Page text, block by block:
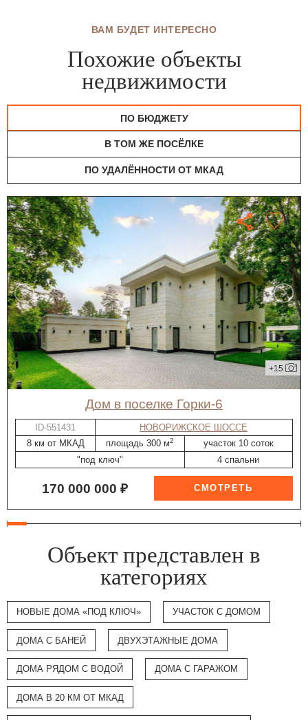
ВАМ БУДЕТ ИНТЕРЕСНО
Похожие объекты
недвижимости
ПО БЮДЖЕТУ
В ТОМ ЖЕ ПОСЁЛКЕ
ПО УДАЛЁННОСТИ ОТ МКАД
+15
дом в поселке Горки-6
ID-551431
НОВОРИЖСКОЕ ШОССЕ
8 км от МКАД
площадь 300 м2
участок 10 соток
"под ключ"
4 спальни
170 000 000 ₽
Объект представлен в
категориях
НОВЫЕ ДОМА «ПОД КЛЮЧ» УЧАСТОК С ДОМОМ
ДОМА С БАНЕЙ ДВУХЭТАЖНЫЕ ДОМА
ДОМА РЯДОМ С ВОДОЙ ДОМА С ГАРАЖОМ
ДОМА В 20 КМ ОТ МКАД